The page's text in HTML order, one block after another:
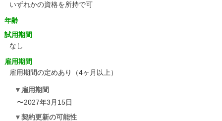
いずれかの資格を所持で可
年齢
試用期間
なし
雇用期間
雇用期間の定めあり（4ヶ月以上）
雇用期間
〜2027年3月15日
契約更新の可能性